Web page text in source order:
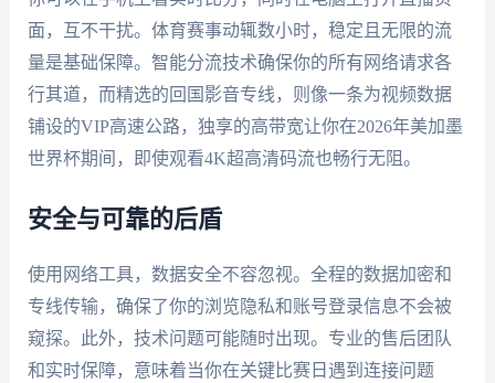
面，互不干扰。体育赛事动辄数小时，稳定且无限的流
量是基础保障。智能分流技术确保你的所有网络请求各
行其道，而精选的回国影音专线，则像一条为视频数据
铺设的VIP高速公路，独享的高带宽让你在2026年美加墨
世界杯期间，即使观看4K超高清码流也畅行无阻。
安全与可靠的后盾
使用网络工具，数据安全不容忽视。全程的数据加密和
专线传输，确保了你的浏览隐私和账号登录信息不会被
窥探。此外，技术问题可能随时出现。专业的售后团队
和实时保障，意味着当你在关键比赛日遇到连接问题